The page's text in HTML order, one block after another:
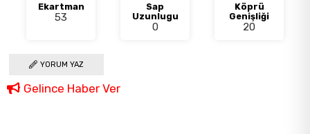
Ekartman
53
Sap
Uzunlugu
0
Köprü
Genişliği
20
YORUM YAZ
Gelince Haber Ver